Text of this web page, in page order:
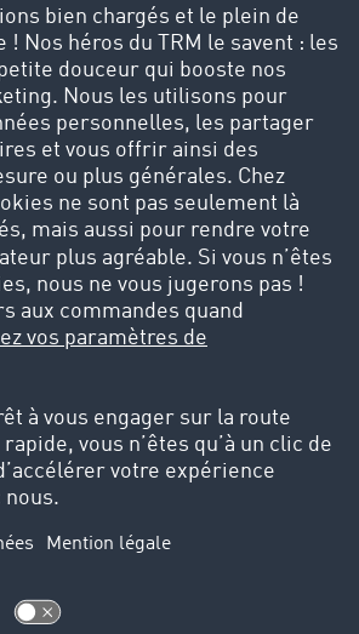
consentement à tout moment. Pour plus
des données, consultez : Protection
commander le livre
EUR. Pour cela, envoyez-
l'adresse suivante :
clients font déjà confiance
Freight Marketplace de
TIMOCOM.